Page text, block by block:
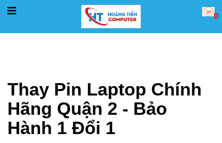
0
Thay Pin Laptop Chính
Hãng Quận 2 - Bảo
Hành 1 Đổi 1